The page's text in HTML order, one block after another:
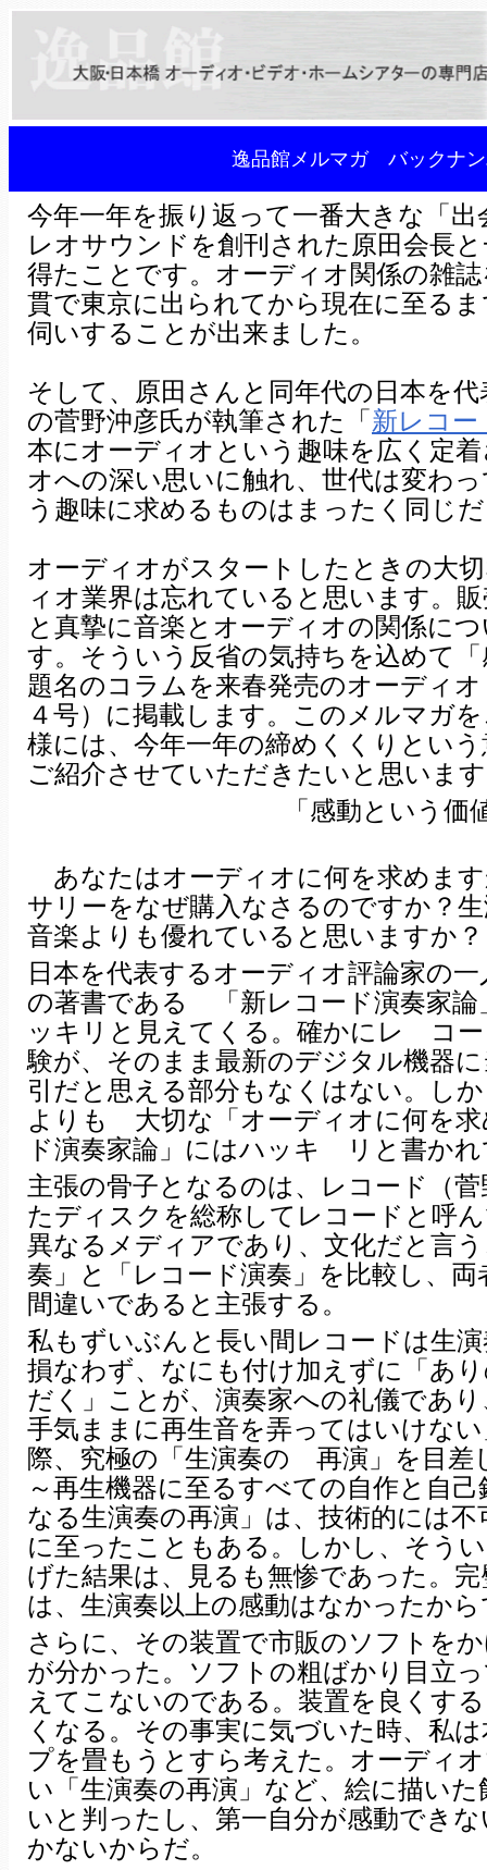
逸品館メルマガ バックナ
今年一年を振り返って一番大きな「
レオサウンドを創刊された原田会長
得たことです。オーディオ関係の雑
貫で東京に出られてから現在に至る
伺いすることが出来ました。
そして、原田さんと同年代の日本を
の菅野沖彦氏が執筆された「 新レコー
本にオーディオという趣味を広く定
オへの深い思いに触れ、世代は変わ
う趣味に求めるものはまったく同じ
オーディオがスタートしたときの大
ィオ業界は忘れていると思います。
と真摯に音楽とオーディオの関係に
す。そういう反省の気持ちを込めて
題名のコラムを来春発売のオーディ
４号）に掲載します。このメルマガ
様には、今年一年の締めくくりとい
ご紹介させていただきたいと思いま
「感動という価
あなたはオーディオに何を求めま
サリーをなぜ購入なさるのですか？
音楽よりも優れていると思いますか？
日本を代表するオーディオ評論家の
の著書である 「新レコード演奏家論
ッキリと見えてくる。確かにレ コ
験が、そのまま最新のデジタル機器
引だと思える部分もなくはない。し
よりも 大切な「オーディオに何を求
ド演奏家論」にはハッキ リと書か
主張の骨子となるのは、レコード（
たディスクを総称してレコードと呼
異なるメディアであり、文化だと言
奏」と「レコード演奏」を比較し、
間違いであると主張する。
私もずいぶんと長い間レコードは生
損なわず、なにも付け加えずに「あ
だく」ことが、演奏家への礼儀であ
手気ままに再生音を弄ってはいけな
際、究極の「生演奏の 再演」を目差
～再生機器に至るすべての自作と自
なる生演奏の再演」は、技術的には
に至ったこともある。しかし、そう
げた結果は、見るも無惨であった。
は、生演奏以上の感動はなかったか
さらに、その装置で市販のソフトを
が分かった。ソフトの粗ばかり目立
えてこないのである。装置を良くす
くなる。その事実に気づいた時、私
プを畳もうとすら考えた。オーディ
い「生演奏の再演」など、絵に描い
いと判ったし、第一自分が感動でき
かないからだ。